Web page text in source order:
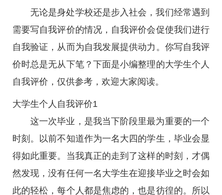
无论是身处学校还是步入社会，我们经常遇到
需要写自我评价的情况，自我评价会促使我们进行
自我验证，从而为自我发展提供动力。你写自我评
价时总是无从下笔？下面是小编整理的大学生个人
自我评价，仅供参考，欢迎大家阅读。
大学生个人自我评价1
这一次毕业，是我当下阶段里最为重要的一个
时刻。以前不知道作为一名大四的学生，毕业会显
得如此重要。当我真正的走到了这样的时刻，才偶
然发现，没有任何一名大学生在迎接毕业之时会如
此的轻松，每个人都是焦虑的，也是彷徨的。所以